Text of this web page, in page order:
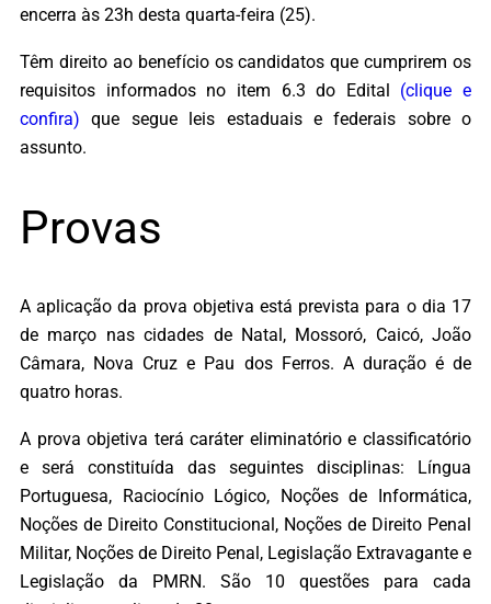
encerra às 23h desta quarta-feira (25).
Têm direito ao benefício os candidatos que cumprirem os
requisitos informados no item 6.3 do Edital (clique e
confira) que segue leis estaduais e federais sobre o
assunto.
Provas
A aplicação da prova objetiva está prevista para o dia 17
de março nas cidades de Natal, Mossoró, Caicó, João
Câmara, Nova Cruz e Pau dos Ferros. A duração é de
quatro horas.
A prova objetiva terá caráter eliminatório e classificatório
e será constituída das seguintes disciplinas: Língua
Portuguesa, Raciocínio Lógico, Noções de Informática,
Noções de Direito Constitucional, Noções de Direito Penal
Militar, Noções de Direito Penal, Legislação Extravagante e
Legislação da PMRN. São 10 questões para cada